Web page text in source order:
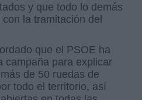
y que todo lo demás
la tramitación del
que el PSOE ha
campaña para explicar
de 50 ruedas de
todo el territorio, así